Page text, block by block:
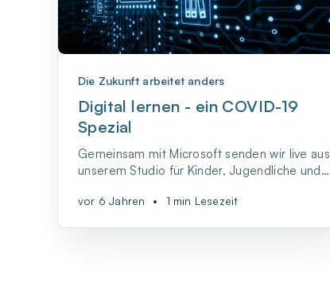
Die Zukunft arbeitet anders
Digital lernen - ein COVID-19
Spezial
Gemeinsam mit Microsoft senden wir live aus
unserem Studio für Kinder, Jugendliche und
Zukunft der Bildung.
vor 6 Jahren • 1 min Lesezeit